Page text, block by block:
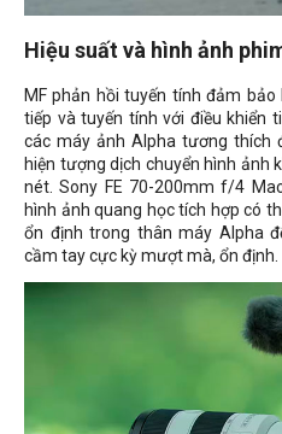
Hiệu suất và hình ảnh
MF phản hồi tuyến tính đảm
tiếp và tuyến tính với điều khiển
các máy ảnh Alpha tương thích
hiện tượng dịch chuyển hình ảnh
nét. Sony FE 70-200mm f/4
hình ảnh quang học tích hợp có
ổn định trong thân máy Alpha
cầm tay cực kỳ mượt mà, ổn định.